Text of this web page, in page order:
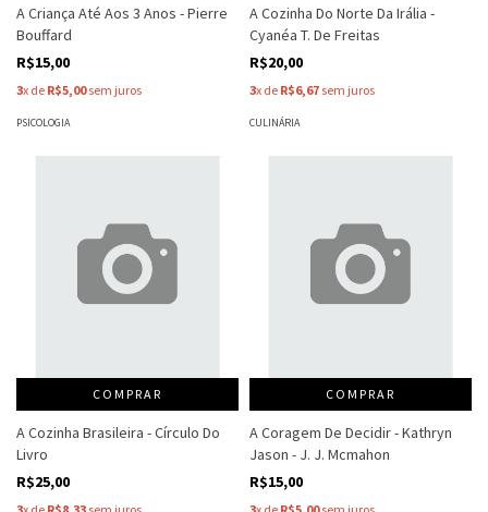
A Criança Até Aos 3 Anos - Pierre
Bouffard
R$15,00
3x de R$5,00sem juros
PSICOLOGIA
A Cozinha Do Norte Da Irália -
Cyanéa T. De Freitas
R$20,00
3x de R$6,67 sem juros
CULINÁRIA
COMPRAR
A Cozinha Brasileira - Círculo Do
Livro
R$25,00
COMPRAR
A Coragem De Decidir - Kathryn
Jason - J. J. Mcmahon
R$15,00